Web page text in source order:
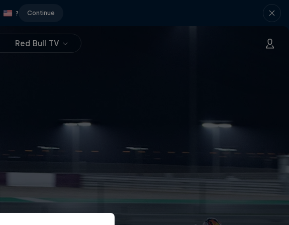
? Continue
Red Bull TV